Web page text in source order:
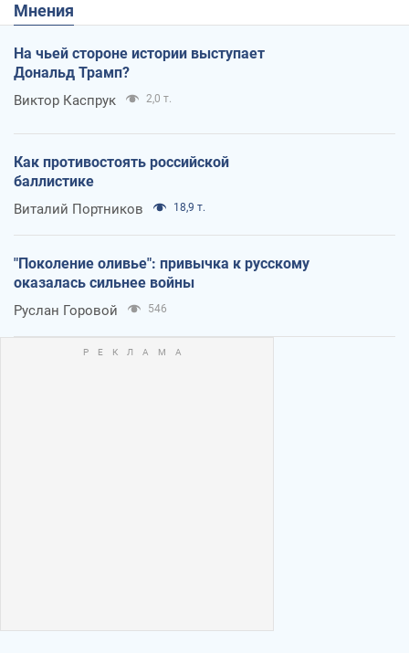
Мнения
На чьей стороне истории выступает
Дональд Трамп?
Виктор Каспрук 2,0 т.
Как противостоять российской
баллистике
Виталий Портников 18,9 т.
"Поколение оливье": привычка к русскому
оказалась сильнее войны
Руслан Горовой 546